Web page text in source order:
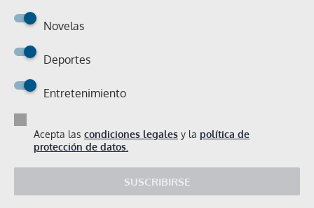
Novelas
Deportes
Entretenimiento
Acepta las condiciones legales y la política de
protección de datos.
SUSCRIBIRSE